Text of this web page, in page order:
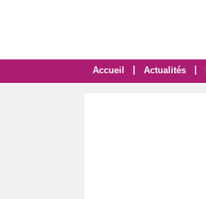
Accueil Actualités